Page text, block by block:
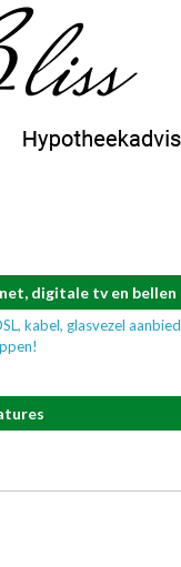
digitale tv en bellen
kabel, glasvezel